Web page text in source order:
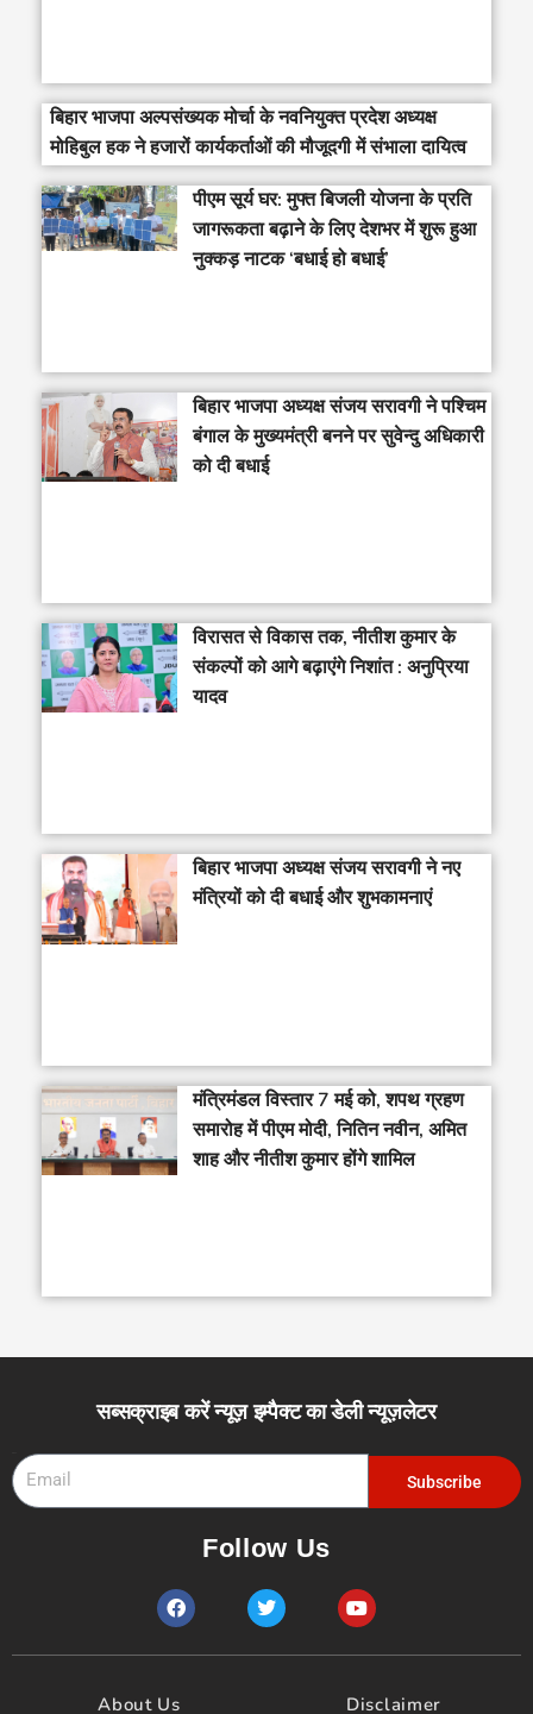
बिहार भाजपा अल्पसंख्यक मोर्चा के नवनियुक्त प्रदेश अध्यक्ष
मोहिबुल हक ने हजारों कार्यकर्ताओं की मौजूदगी में संभाला दायित्व
पीएम सूर्य घर: मुफ्त बिजली योजना के प्रति
जागरूकता बढ़ाने के लिए देशभर में शुरू हुआ
नुक्कड़ नाटक ‘बधाई हो बधाई’
‎बिहार भाजपा अध्यक्ष संजय सरावगी ने पश्चिम
बंगाल के मुख्यमंत्री बनने पर सुवेन्दु अधिकारी
को दी बधाई
विरासत से विकास तक, नीतीश कुमार के
संकल्पों को आगे बढ़ाएंगे निशांत : अनुप्रिया
यादव
बिहार भाजपा अध्यक्ष संजय सरावगी ने नए
मंत्रियों को दी बधाई और शुभकामनाएं
मंत्रिमंडल विस्तार 7 मई को, शपथ ग्रहण
समारोह में पीएम मोदी, नितिन नवीन, अमित
शाह और नीतीश कुमार होंगे शामिल
सब्सक्राइब करें न्यूज़ इम्पैक्ट का डेली न्यूज़लेटर
Subscribe
Follow Us
F
a
c
e
T
w
i
t
Y
o
u
t
b
About Us Disclaimer